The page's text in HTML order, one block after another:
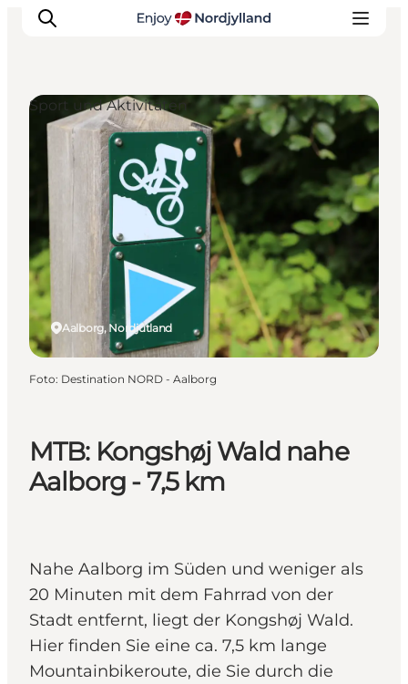
Erlebnisse
Reiseplanung
Destinationen
Guides
Veranstaltungen
Für Kinder
MTB: Kongshøj Wald nahe
Aalborg - 7,5 km
Nahe Aalborg im Süden und weniger als
20 Minuten mit dem Fahrrad von der
Stadt entfernt, liegt der Kongshøj Wald.
Hier finden Sie eine ca. 7,5 km lange
Mountainbikeroute, die Sie durch die
Aalborg, Nordjütland
Sport und Aktivitäten
Foto: Destination NORD - Aalborg